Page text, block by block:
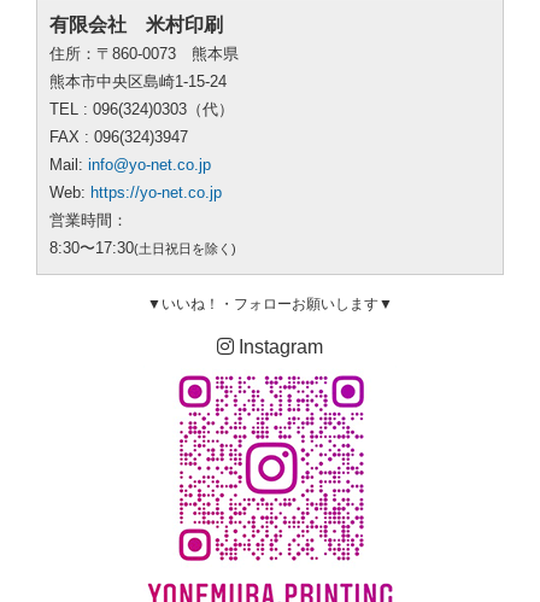
有限会社 米村印刷
住所：〒860-0073 熊本県
熊本市中央区島崎1-15-24
TEL : 096(324)0303（代）
FAX : 096(324)3947
Mail: info@yo-net.co.jp
Web: https://yo-net.co.jp
営業時間：
8:30〜17:30(土日祝日を除く)
▼いいね！・フォローお願いします▼
Instagram